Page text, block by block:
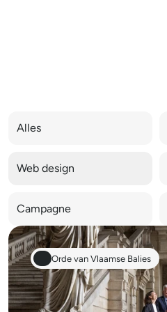
Alles
Web design
Campagne
Orde van Vlaamse Balies